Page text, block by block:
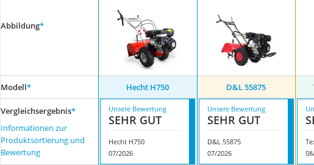
Gasdurchlauferhitzer
Abbildung*
Modell* Hecht H750 D&L 55875
Vergleichsergebnis*
Informationen zur
Produktsortierung und
Bewertung
Unsere Bewertung
SEHR GUT
Hecht H750
07/2026
Unsere Bewertung
SEHR GUT
D&L 55875
07/2026